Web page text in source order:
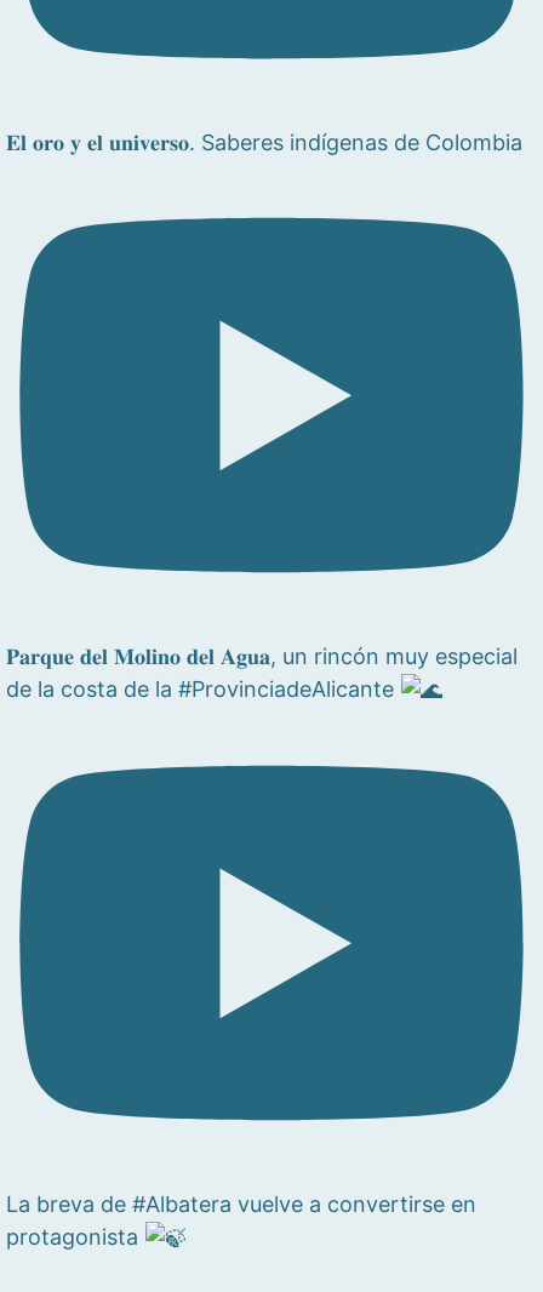
𝐄𝐥 𝐨𝐫𝐨 𝐲 𝐞𝐥 𝐮𝐧𝐢𝐯𝐞𝐫𝐬𝐨. Saberes indígenas de Colombia
𝐏𝐚𝐫𝐪𝐮𝐞 𝐝𝐞𝐥 𝐌𝐨𝐥𝐢𝐧𝐨 𝐝𝐞𝐥 𝐀𝐠𝐮𝐚, un rincón muy especial
de la costa de la #ProvinciadeAlicante
La breva de #Albatera vuelve a convertirse en
protagonista